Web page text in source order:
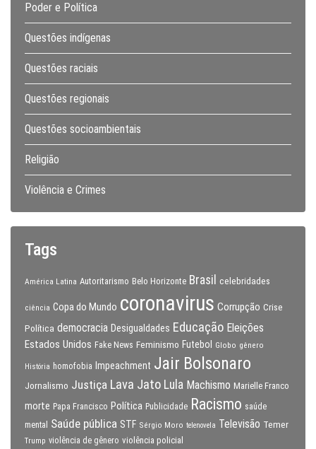
Poder e Política
Questões indígenas
Questões raciais
Questões regionais
Questões socioambientais
Religião
Violência e Crimes
Tags
América Latina Autoritarismo Belo Horizonte Brasil celebridades
ciência Copa do Mundo coronavirus Corrupção Crise
Política democracia Desigualdades Educação Eleições
Estados Unidos Fake News Feminismo Futebol Globo gênero
História homofobia Impeachment Jair Bolsonaro
Jornalismo Justiça Lava Jato Lula Machismo Marielle Franco
morte Papa Francisco Política Publicidade Racismo saúde
mental
Saúde pública STF Sérgio Moro telenovela Televisão Temer
Trump violência de gênero violência policial